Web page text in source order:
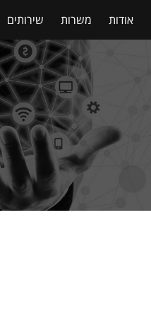
אודות משרות שירותים